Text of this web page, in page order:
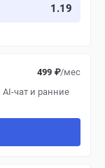
1.19
499 ₽/мес
чат и ранние